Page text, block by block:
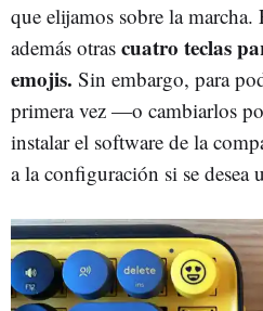
que elijamos sobre la marcha.
además otras cuatro teclas
emojis. Sin embargo, para
primera vez —o cambiarlos
instalar el software de la
a la configuración si se desea